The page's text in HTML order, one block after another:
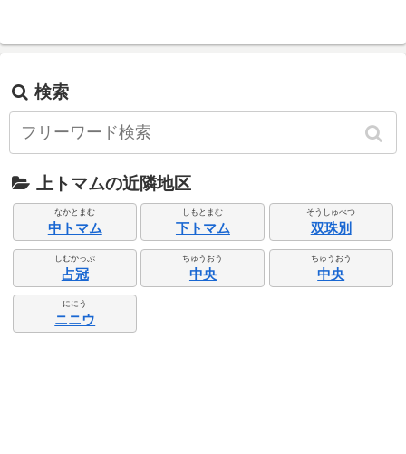
検索
上トマムの近隣地区
なかとまむ
中トマム
しもとまむ
下トマム
そうしゅべつ
双珠別
しむかっぷ
占冠
ちゅうおう
中央
ちゅうおう
中央
ににう
ニニウ